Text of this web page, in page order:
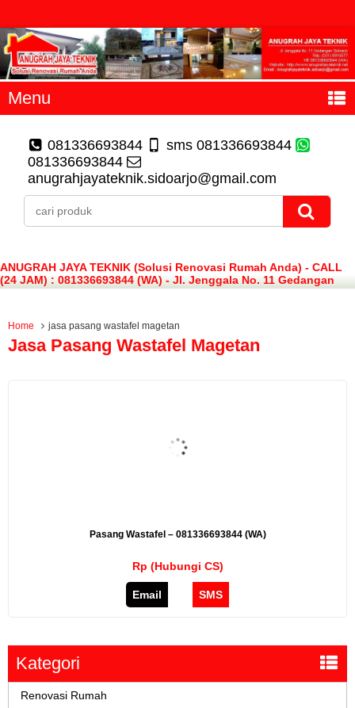
Menu
081336693844
sms 081336693844
081336693844
anugrahjayateknik.sidoarjo@gmail.com
ANUGRAH JAYA TEKNIK (Solusi Renovasi Rumah Anda) - CALL
(24 JAM) : 081336693844 (WA) - Jl. Jenggala No. 11 Gedangan
Sidoarjo
Home jasa pasang wastafel magetan
Jasa Pasang Wastafel Magetan
Pasang Wastafel – 081336693844 (WA)
Rp (Hubungi CS)
Email SMS
Kategori
Renovasi Rumah